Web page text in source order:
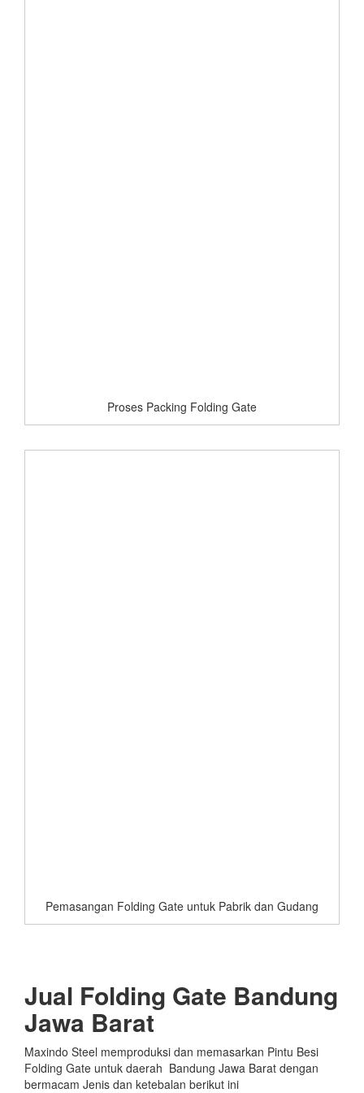
Proses Packing Folding Gate
Pemasangan Folding Gate untuk Pabrik dan Gudang
Jual Folding Gate Bandung
Jawa Barat
Maxindo Steel memproduksi dan memasarkan Pintu Besi
Folding Gate untuk daerah Bandung Jawa Barat dengan
bermacam Jenis dan ketebalan berikut ini